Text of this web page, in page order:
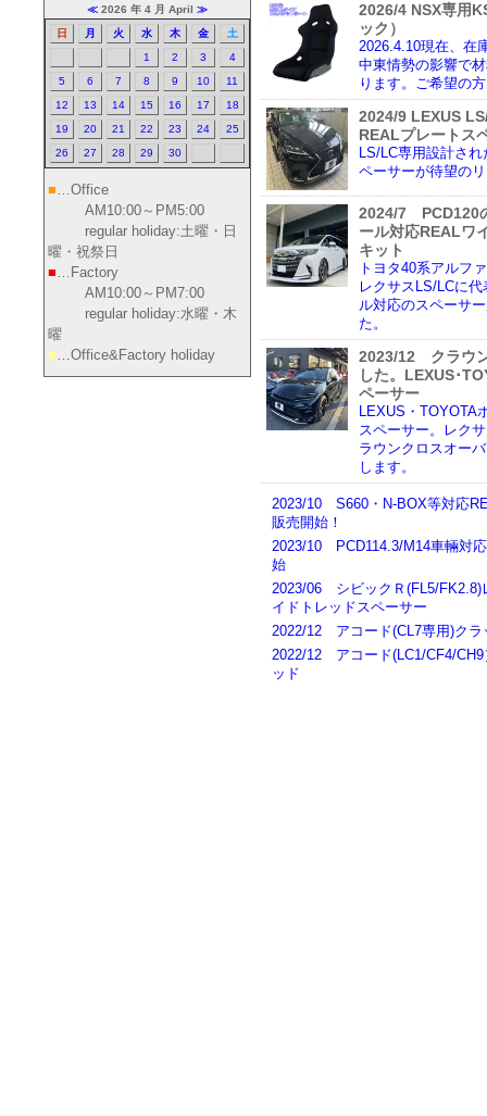
2026/4 NSX専用
ック）
2026.4.10現在、在
中東情勢の影響で
ります。ご希望の
2024/9 LEXUS
REALプレートス
LS/LC専用設計さ
ペーサーが待望の
2024/7 PCD120
ール対応REALワ
キット
トヨタ40系アルフ
レクサスLS/LCに
ル対応のスペーサ
た。
2023/12 クラウ
した。LEXUS･
ペーサー
LEXUS・TOYOTA
スペーサー。レク
ラウンクロスオー
します。
2023/10 S660・N-BOX等対応
販売開始！
2023/10 PCD114.3/M14車輛対
始
2023/06 シビックＲ(FL5/FK2.8)
イドトレッドスペーサー
2022/12 アコード(CL7専用)クラ
2022/12 アコード(LC1/CF4/
ッド
≪ 2026 年 4 月 April ≫
日
月 火 水 木 金
土
1
2 3
4
5
6 7 8 9 10
11
12
13 14 15 16 17
18
19
20 21 22 23 24
25
26
27 28 29 30
■…Office
AM10:00～PM5:00
regular holiday:土曜・日
曜・祝祭日
■…Factory
AM10:00～PM7:00
regular holiday:水曜・木
曜
■…Office&Factory holiday